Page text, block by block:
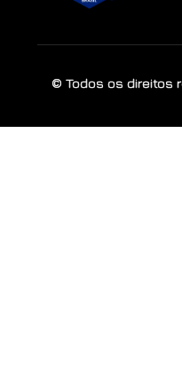
© Todos os direitos